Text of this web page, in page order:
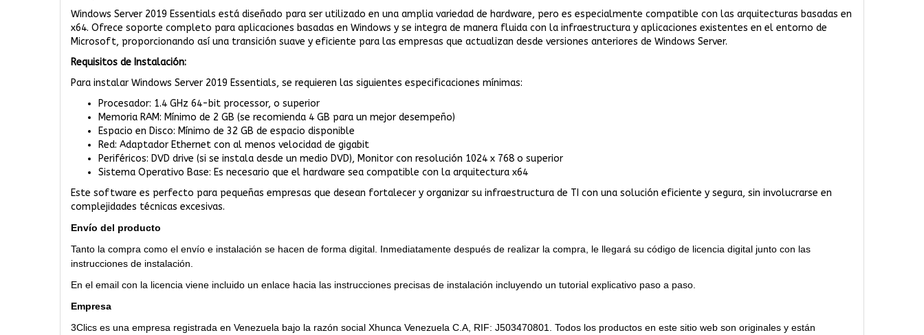
Windows Server 2019 Essentials está diseñado para ser utilizado en una amplia variedad de hardware, pero es especialmente compatible con las arquitecturas basadas en
x64. Ofrece soporte completo para aplicaciones basadas en Windows y se integra de manera fluida con la infraestructura y aplicaciones existentes en el entorno de
Microsoft, proporcionando así una transición suave y eficiente para las empresas que actualizan desde versiones anteriores de Windows Server.
Requisitos de Instalación:
Para instalar Windows Server 2019 Essentials, se requieren las siguientes especificaciones mínimas:
Procesador: 1.4 GHz 64-bit processor, o superior
Memoria RAM: Mínimo de 2 GB (se recomienda 4 GB para un mejor desempeño)
Espacio en Disco: Mínimo de 32 GB de espacio disponible
Red: Adaptador Ethernet con al menos velocidad de gigabit
Periféricos: DVD drive (si se instala desde un medio DVD), Monitor con resolución 1024 x 768 o superior
Sistema Operativo Base: Es necesario que el hardware sea compatible con la arquitectura x64
Este software es perfecto para pequeñas empresas que desean fortalecer y organizar su infraestructura de TI con una solución eficiente y segura, sin involucrarse en
complejidades técnicas excesivas.
Envío del producto
Tanto la compra como el envío e instalación se hacen de forma digital. Inmediatamente después de realizar la compra, le llegará su código de licencia digital junto con las
instrucciones de instalación.
En el email con la licencia viene incluido un enlace hacia las instrucciones precisas de instalación incluyendo un tutorial explicativo paso a paso.
Empresa
3Clics es una empresa registrada en Venezuela bajo la razón social Xhunca Venezuela C.A, RIF: J503470801. Todos los productos en este sitio web son originales y están